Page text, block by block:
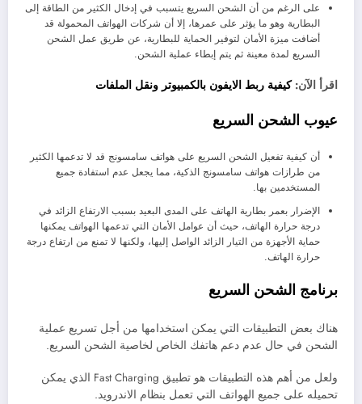
على الرغم من أن الشحن السريع يتسبب في إدخال الكثير من الطاقة إلى
البطارية وهو ما يؤثر على عمرها، إلا أن شركات الهواتف المحمولة قد
أضافت ميزة الأمان لتوفير الحماية للبطارية، عن طريق عمل الشحن
السريع لمدة معينة ثم يتم إبطاء عملية الشحن.
اقرأ الآن:كيفية ربط الايفون بالكمبيوتر ونقل الملفات
عيوب الشحن السريع
أن كيفية تفعيل الشحن السريع على هواتف سامسونج قد لا تدعمها الكثير
من طرازات هواتف سامسونج الذكية، مما يجعل عدم استفادة جميع
المستخدمين بها.
الإضرار بعمر بطارية الهاتف على المدى البعيد بسبب الارتفاع الزائد في
درجة حرارة الهاتف، حيث أن عوامل الأمان التي تدعمها الهواتف يمكنها
حماية الأجهزة من التيار الزائد الواصل إليها، ولكنها لا تمنع من ارتفاع درجة
حرارة الهاتف.
برنامج الشحن السريع
هناك بعض التطبيقات التي يمكن استخدامها من أجل تسريع عملية
الشحن في حال عدم دعم هاتفك الخاص لخاصية الشحن السريع.
ولعل من أهم هذه التطبيقات هو تطبيق Fast Charging الذي يمكن
تحميله على جميع الهواتف التي تعمل بنظام الاندرويد.